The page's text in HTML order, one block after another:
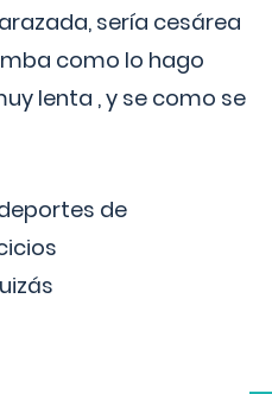
sería cesárea
como lo hago
lenta , y se como se
de